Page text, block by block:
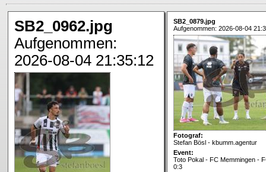
SB2_0962.jpg
Aufgenommen:
2026-08-04 21:35:12
SB2_0879.jpg
Aufgenommen: 2026-08-04
Fotograf:
Stefan Bösl - kbumm.agentur
Event:
Toto Pokal - FC Memmingen -
0:3